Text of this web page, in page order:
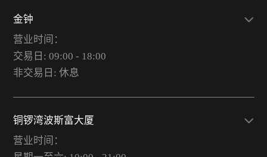
金钟
营业时间：
交易日: 09:00 - 18:00
非交易日: 休息
铜锣湾波斯富大厦
营业时间：